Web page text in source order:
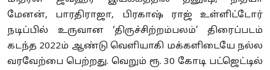
மேனன், பாரதிராஜா, பிரகாஷ் ராஜ் உள்ளிட்டோர்
நடிப்பில் உருவான ‘திருச்சிற்றம்பலம்’ திரைப்படம்
கடந்த 2022ம் ஆண்டு வெளியாகி மக்களிடையே நல்ல
வரவேற்பை பெற்றது. வெறும் ரூ. 30 கோடி பட்ஜெட்டில்